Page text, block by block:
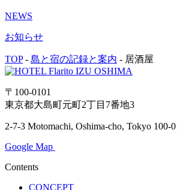
NEWS
お知らせ
TOP - 島と宿の記録と案内 - 居酒屋
〒100-0101
東京都大島町元町2丁目7番地3
2-7-3 Motomachi, Oshima-cho, Tokyo 100-
Google Map
Contents
CONCEPT